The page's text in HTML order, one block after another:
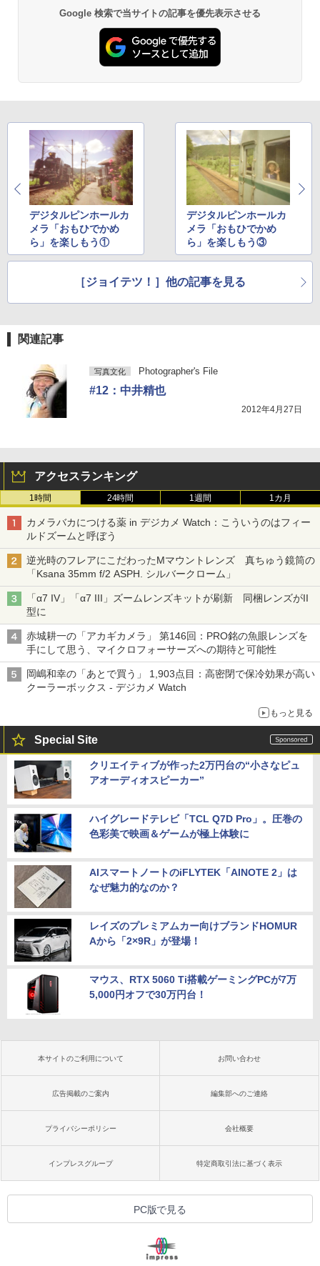
Google 検索で当サイトの記事を優先表示させる
デジタルピンホールカ
メラ「おもひでかめ
ら」を楽しもう①
デジタルピンホールカ
メラ「おもひでかめ
ら」を楽しもう③
［ジョイテツ！］他の記事を見る
関連記事
写真文化 Photographer's File
#12：中井精也
2012年4月27日
アクセスランキング
1時間 24時間 1週間 1カ月
カメラバカにつける薬 in デジカメ Watch：こういうのはフィー
ルドズームと呼ぼう
逆光時のフレアにこだわったMマウントレンズ 真ちゅう鏡筒の
「Ksana 35mm f/2 ASPH. シルバークローム」
「α7 IV」「α7 III」ズームレンズキットが刷新 同梱レンズがII
型に
赤城耕一の「アカギカメラ」 第146回：PRO銘の魚眼レンズを
手にして思う、マイクロフォーサーズへの期待と可能性
岡嶋和幸の「あとで買う」 1,903点目：高密閉で保冷効果が高い
クーラーボックス - デジカメ Watch
もっと見る
Special Site
クリエイティブが作った2万円台の“小さなピュ
アオーディオスピーカー”
ハイグレードテレビ「TCL Q7D Pro」。圧巻の
色彩美で映画＆ゲームが極上体験に
AIスマートノートのiFLYTEK「AINOTE 2」は
なぜ魅力的なのか？
レイズのプレミアムカー向けブランドHOMUR
Aから「2×9R」が登場！
マウス、RTX 5060 Ti搭載ゲーミングPCが7万
5,000円オフで30万円台！
本サイトのご利用について お問い合わせ
広告掲載のご案内 編集部へのご連絡
プライバシーポリシー 会社概要
インプレスグループ 特定商取引法に基づく表示
PC版で見る